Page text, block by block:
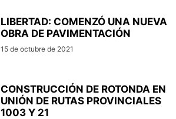
LIBERTAD: COMENZÓ UNA NUEVA
OBRA DE PAVIMENTACIÓN
15 de octubre de 2021
CONSTRUCCIÓN DE ROTONDA EN
UNIÓN DE RUTAS PROVINCIALES
1003 Y 21